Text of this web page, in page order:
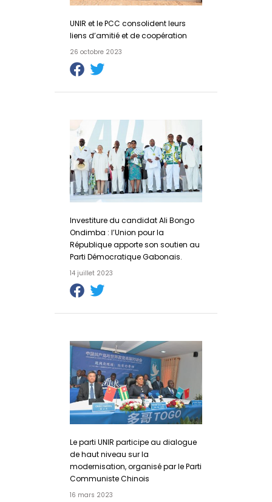
UNIR et le PCC consolident leurs
liens d’amitié et de coopération
26 octobre 2023
Investiture du candidat Ali Bongo
Ondimba : l’Union pour la
République apporte son soutien au
Parti Démocratique Gabonais.
14 juillet 2023
Le parti UNIR participe au dialogue
de haut niveau sur la
modernisation, organisé par le Parti
Communiste Chinois
16 mars 2023